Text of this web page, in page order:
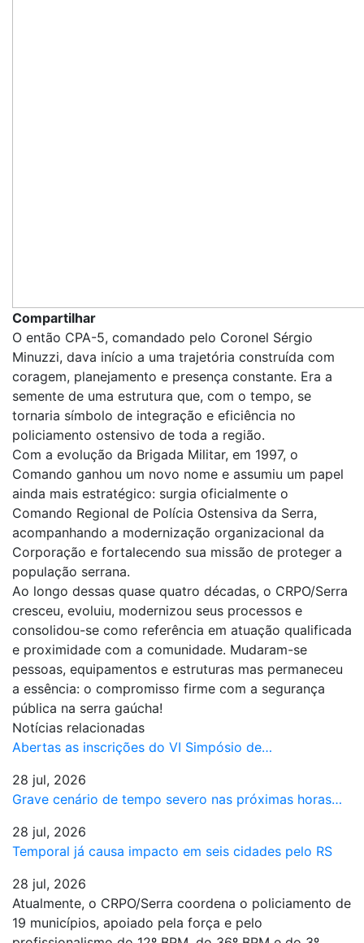
Compartilhar
O então CPA-5, comandado pelo Coronel Sérgio
Minuzzi, dava início a uma trajetória construída com
coragem, planejamento e presença constante. Era a
semente de uma estrutura que, com o tempo, se
tornaria símbolo de integração e eficiência no
policiamento ostensivo de toda a região.
Com a evolução da Brigada Militar, em 1997, o
Comando ganhou um novo nome e assumiu um papel
ainda mais estratégico: surgia oficialmente o
Comando Regional de Polícia Ostensiva da Serra,
acompanhando a modernização organizacional da
Corporação e fortalecendo sua missão de proteger a
população serrana.
Ao longo dessas quase quatro décadas, o CRPO/Serra
cresceu, evoluiu, modernizou seus processos e
consolidou-se como referência em atuação qualificada
e proximidade com a comunidade. Mudaram-se
pessoas, equipamentos e estruturas mas permaneceu
a essência: o compromisso firme com a segurança
pública na serra gaúcha!
Notícias relacionadas
Abertas as inscrições do VI Simpósio de…
28 jul, 2026
Grave cenário de tempo severo nas próximas horas…
28 jul, 2026
Temporal já causa impacto em seis cidades pelo RS
28 jul, 2026
Atualmente, o CRPO/Serra coordena o policiamento de
19 municípios, apoiado pela força e pelo